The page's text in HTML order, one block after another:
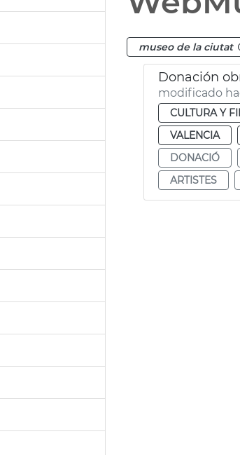
museo de la ciutat
Donación
modificado
CULTURA Y
VALENCIA
DONACIÓ
ARTISTES